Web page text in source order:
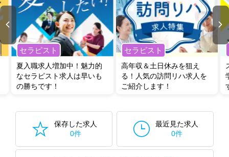
セラピスト
夏入職求人増加中！魅力的
なセラピスト求人は早いも
の勝ちです！
セラピスト
高年収＆土日休みを狙え
る！人気の訪問リハ求人を
ご紹介します！
保存した求人
0件
最近見た求人
0件